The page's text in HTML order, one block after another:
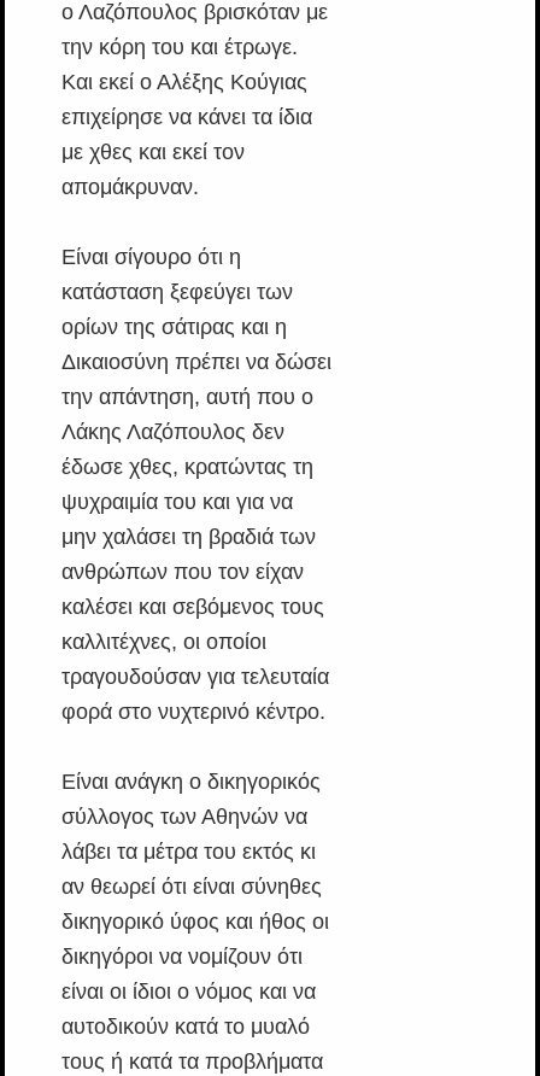
ο Λαζόπουλος βρισκόταν με
την κόρη του και έτρωγε.
Και εκεί ο Αλέξης Κούγιας
επιχείρησε να κάνει τα ίδια
με χθες και εκεί τον
απομάκρυναν.
Είναι σίγουρο ότι η
κατάσταση ξεφεύγει των
ορίων της σάτιρας και η
Δικαιοσύνη πρέπει να δώσει
την απάντηση, αυτή που ο
Λάκης Λαζόπουλος δεν
έδωσε χθες, κρατώντας τη
ψυχραιμία του και για να
μην χαλάσει τη βραδιά των
ανθρώπων που τον είχαν
καλέσει και σεβόμενος τους
καλλιτέχνες, οι οποίοι
τραγουδούσαν για τελευταία
φορά στο νυχτερινό κέντρο.
Είναι ανάγκη ο δικηγορικός
σύλλογος των Αθηνών να
λάβει τα μέτρα του εκτός κι
αν θεωρεί ότι είναι σύνηθες
δικηγορικό ύφος και ήθος οι
δικηγόροι να νομίζουν ότι
είναι οι ίδιοι ο νόμος και να
αυτοδικούν κατά το μυαλό
τους ή κατά τα προβλήματα